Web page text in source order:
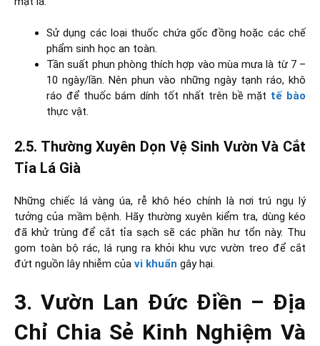
Sử dụng các loại thuốc chứa gốc đồng hoặc các chế
phẩm sinh học an toàn.
Tần suất phun phòng thích hợp vào mùa mưa là từ 7 –
10 ngày/lần. Nên phun vào những ngày tạnh ráo, khô
ráo để thuốc bám dính tốt nhất trên bề mặt tế bào
thực vật.
2.5. Thường Xuyên Dọn Vệ Sinh Vườn Và Cắt
Tỉa Lá Già
Những chiếc lá vàng úa, rễ khô héo chính là nơi trú ngụ lý
tưởng của mầm bệnh. Hãy thường xuyên kiểm tra, dùng kéo
đã khử trùng để cắt tỉa sạch sẽ các phần hư tổn này. Thu
gom toàn bộ rác, lá rụng ra khỏi khu vực vườn treo để cắt
đứt nguồn lây nhiễm của vi khuẩn gây hại.
3. Vườn Lan Đức Điền – Địa
Chỉ Chia Sẻ Kinh Nghiệm Và